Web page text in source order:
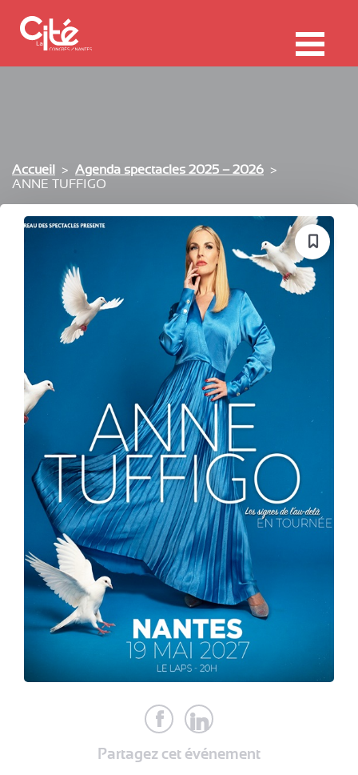
Accueil
Agenda spectacles 2025 – 2026
ANNE TUFFIGO
Partagez cet événement